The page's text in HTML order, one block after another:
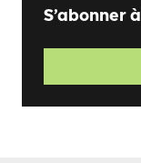
S’abonner